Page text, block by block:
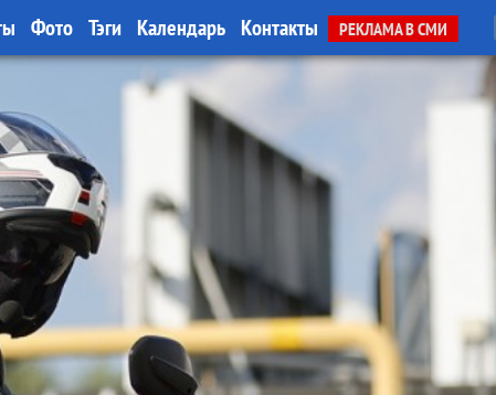
Фото Тэги Календарь Контакты РЕКЛАМА В СМИ